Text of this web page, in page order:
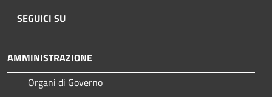
SEGUICI SU
AMMINISTRAZIONE
Organi di Governo